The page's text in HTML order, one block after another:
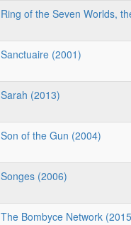
Ring of the Seven Worlds,
Sanctuaire (2001)
Sarah (2013)
Son of the Gun (2004)
Songes (2006)
The Bombyce Network